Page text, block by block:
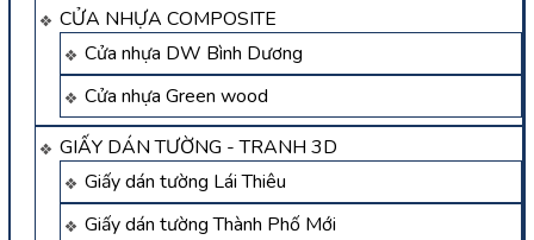
CỬA NHỰA COMPOSITE
Cửa nhựa DW Bình Dương
Cửa nhựa Green wood
GIẤY DÁN TƯỜNG - TRANH 3D
Giấy dán tường Lái Thiêu
Giấy dán tường Thành Phố Mới